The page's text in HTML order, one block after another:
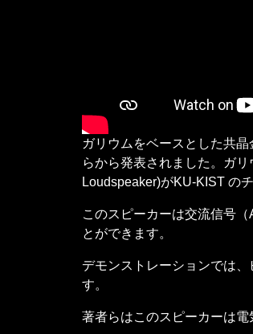
ガリウムをベースとした共
らから発表されました。ガ
Loudspeaker)がKU-KIST の
このスピーカーは交流信号
とができます。
デモンストレーションでは
す。
著者らはこのスピーカーは